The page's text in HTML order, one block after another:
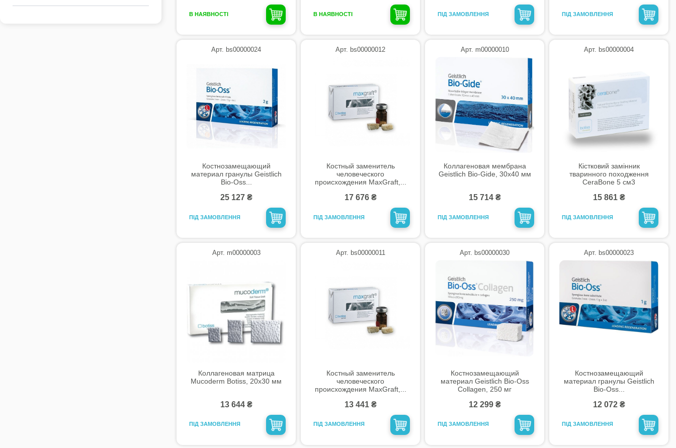
В НАЯВНОСТІ В НАЯВНОСТІ ПІД ЗАМОВЛЕННЯ ПІД ЗАМОВЛЕННЯ
Арт. bs00000024
Костнозамещающий
материал гранулы Geistlich
Bio-Oss...
25 127 ₴
ПІД ЗАМОВЛЕННЯ
Арт. bs00000012
Костный заменитель
человеческого
происхождения MaxGraft,...
17 676 ₴
ПІД ЗАМОВЛЕННЯ
Арт. m00000010
Коллагеновая мембрана
Geistlich Bio-Gide, 30х40 мм
15 714 ₴
ПІД ЗАМОВЛЕННЯ
Арт. bs00000004
Кістковий замінник
тваринного походження
CeraBone 5 см3
15 861 ₴
ПІД ЗАМОВЛЕННЯ
Арт. m00000003
Коллагеновая матрица
Mucoderm Botiss, 20x30 мм
13 644 ₴
ПІД ЗАМОВЛЕННЯ
Арт. bs00000011
Костный заменитель
человеческого
происхождения MaxGraft,...
13 441 ₴
ПІД ЗАМОВЛЕННЯ
Арт. bs00000030
Костнозамещающий
материал Geistlich Bio-Oss
Collagen, 250 мг
12 299 ₴
ПІД ЗАМОВЛЕННЯ
Арт. bs00000023
Костнозамещающий
материал гранулы Geistlich
Bio-Oss...
12 072 ₴
ПІД ЗАМОВЛЕННЯ